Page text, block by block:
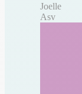
Joelle
Asv